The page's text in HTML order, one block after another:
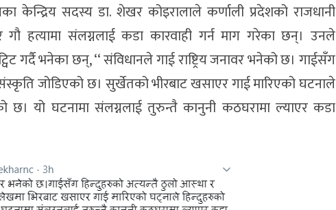
केन्द्रिय सदस्य डा. शेखर कोइरालाले कर्णाली प्रदेशको राजधानी
हत्यामा संलग्नलाई कडा कारवाही गर्न माग गरेका छन्। उनले
गर्दै भनेका छन्, ‘‘ संविधानले गाई राष्ट्रिय जनावर भनेको छ। गाईसँग
जोडिएको छ। सुर्खेतको भीरबाट खसाएर गाई मारिएको घटनाले
छ। यो घटनामा संलग्नलाई तुरुन्तै कानुनी कठघरामा ल्याएर कडा